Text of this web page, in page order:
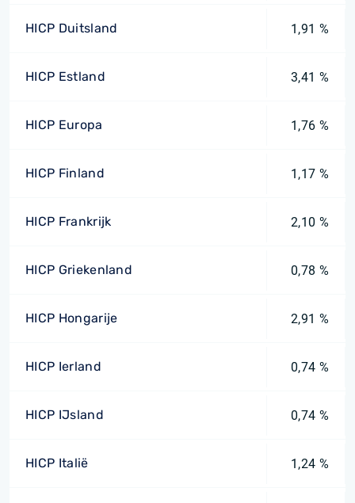
HICP Duitsland 1,91 %
HICP Estland 3,41 %
HICP Europa 1,76 %
HICP Finland 1,17 %
HICP Frankrijk 2,10 %
HICP Griekenland 0,78 %
HICP Hongarije 2,91 %
HICP Ierland 0,74 %
HICP IJsland 0,74 %
HICP Italië 1,24 %